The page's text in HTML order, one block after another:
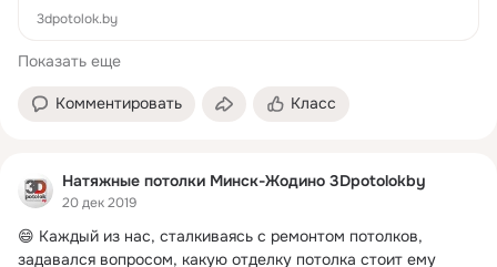
3dpotolok.by
Показать еще
Комментировать Класс
Натяжные потолки Минск-Жодино 3Dpotolokby
20 дек 2019
😄 Каждый из нас, сталкиваясь с ремонтом потолков,
задавался вопросом, какую отделку потолка стоит ему